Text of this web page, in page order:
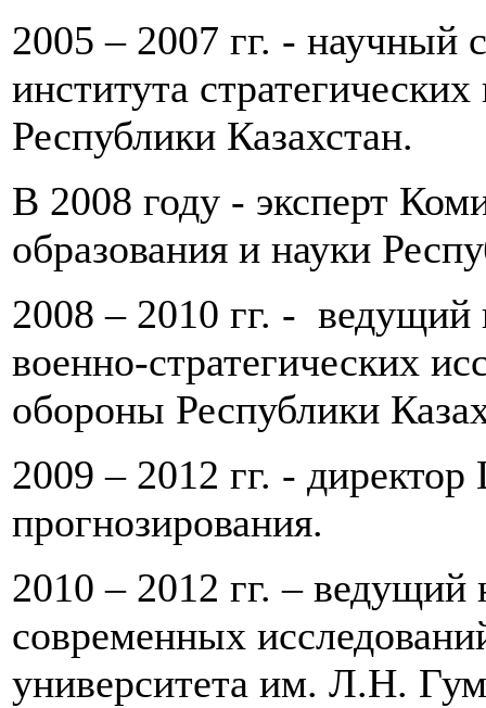
2005 – 2007 гг. - научный
института
Республики Казахстан.
В 2008 году - эксперт
образования и науки
2008 – 2010 гг. - ведущий
военно-стратегических
обороны Республики
2009 – 2012 гг. -
прогнозирования.
2010 – 2012 гг. – ведущий
современных
университета им. Л.Н.